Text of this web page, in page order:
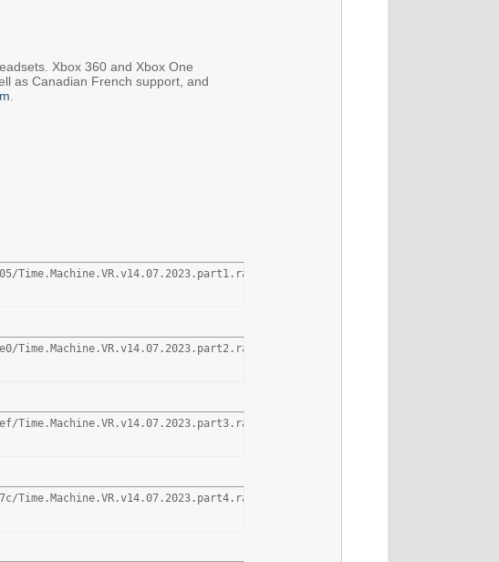
Xbox 360 and Xbox One
as Canadian French support, and
Time.Machine.VR.v14.07.2023.part1.rar
Time.Machine.VR.v14.07.2023.part2.rar
Time.Machine.VR.v14.07.2023.part3.rar
Time.Machine.VR.v14.07.2023.part4.rar